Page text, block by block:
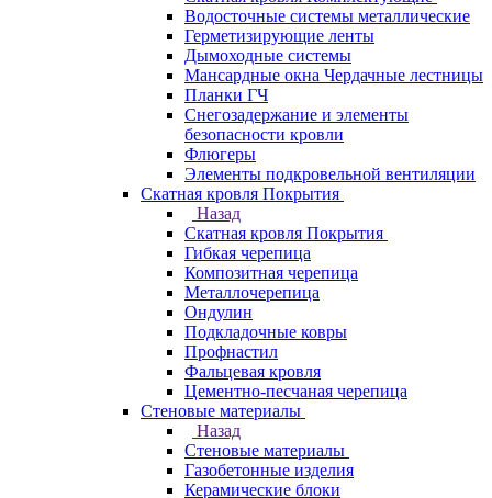
Водосточные системы металлические
Герметизирующие ленты
Дымоходные системы
Мансардные окна Чердачные лестницы
Планки ГЧ
Снегозадержание и элементы
безопасности кровли
Флюгеры
Элементы подкровельной вентиляции
Скатная кровля Покрытия
Назад
Скатная кровля Покрытия
Гибкая черепица
Композитная черепица
Металлочерепица
Ондулин
Подкладочные ковры
Профнастил
Фальцевая кровля
Цементно-песчаная черепица
Стеновые материалы
Назад
Стеновые материалы
Газобетонные изделия
Керамические блоки